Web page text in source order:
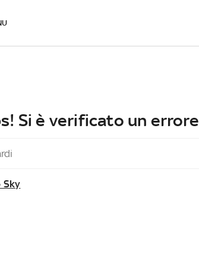
Si è verificato un errore
Sky